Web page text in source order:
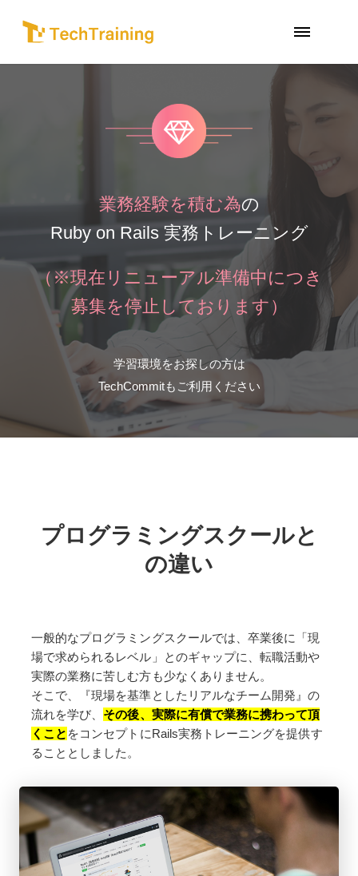
業務経験を積む為の
Ruby on Rails 実務トレーニング
（※現在リニューアル準備中につき
募集を停止しております）
学習環境をお探しの方は
TechCommitもご利用ください
プログラミングスクールと
の違い
一般的なプログラミングスクールでは、卒業後に「現
場で求められるレベル」とのギャップに、転職活動や
実際の業務に苦しむ方も少なくありません。
そこで、『現場を基準としたリアルなチーム開発』の
流れを学び、 その後、実際に有償で業務に携わって頂
くこと をコンセプトにRails実務トレーニングを提供す
ることとしました。